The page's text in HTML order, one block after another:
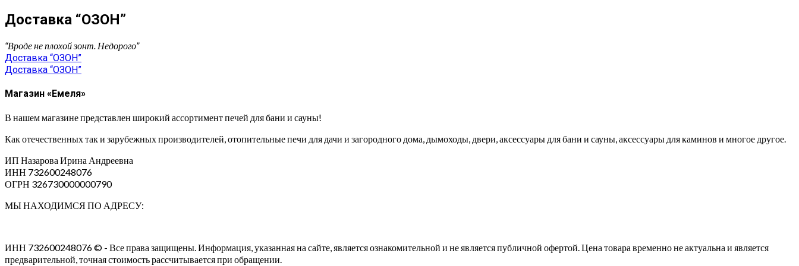
Доставка “ОЗОН”
“Вроде не плохой зонт. Недорого”
Навигация
по
записям
Доставка “ОЗОН”
Доставка “ОЗОН”
Магазин «Емеля»
В нашем магазине представлен широкий ассортимент печей для бани и сауны!
Как отечественных так и зарубежных производителей, отопительные печи для дачи и загородного дома, дымоходы, двери, аксессуары для бани и сауны, аксессуары для каминов и многое другое.
ИП Назарова Ирина Андреевна⁠
ИНН 732600248076
ОГРН 326730000000790
МЫ НАХОДИМСЯ ПО АДРЕСУ:
ИНН 732600248076 © - Все права защищены. Информация, указанная на сайте, является ознакомительной и не является публичной офертой. Цена товара временно не актуальна и является
предварительной, точная стоимость рассчитывается при обращении.